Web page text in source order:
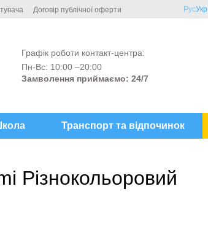
Договір публічної оферти
РусУкр
Графік роботи контакт-центра:
Пн-Вс: 10:00 –20:00
Замволення приймаємо: 24/7
Транспорт та відпочинок
Різнокольоровий